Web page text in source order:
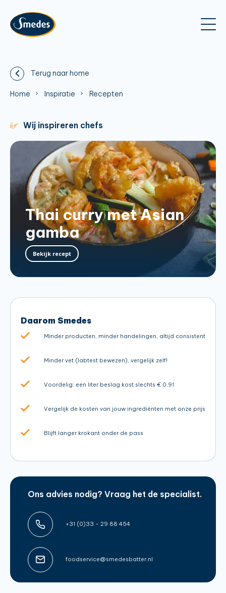
Terug naar home
Home Inspiratie Recepten
Wij inspireren chefs
Thai curry met Asian
gamba
Bekijk recept
Daarom Smedes
Minder producten, minder handelingen, altijd consistent
Minder vet (labtest bewezen), vergelijk zelf!
Voordelig: een liter beslag kost slechts € 0,91
Vergelijk de kosten van jouw ingrediënten met onze prijs
Blijft langer krokant onder de pass
Ons advies nodig? Vraag het de specialist.
+31 (0)33 - 29 88 454
foodservice@smedesbatter.nl